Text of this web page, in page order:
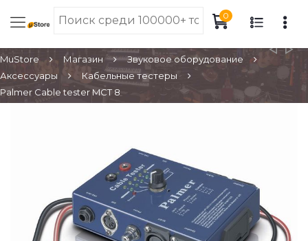
0
MuStore Магазин
Звуковое оборудование
Аксессуары
Кабельные тестеры
Palmer Cable tester MCT 8